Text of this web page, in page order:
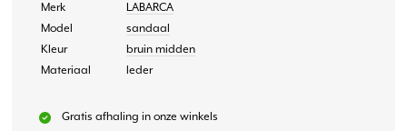
Merk
LABARCA
Model
sandaal
Kleur
bruin midden
Materiaal
leder
Gratis afhaling in onze winkels